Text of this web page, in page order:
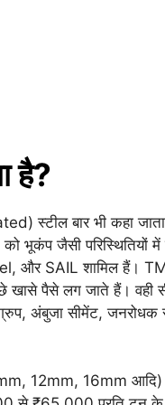
है?
बार भी कहा जाता
भूकंप जैसी परिस्थितियों
और SAIL शामिल हैं।
खासे पैसे लग जाते हैं। वही
ग्रुप, अंबुजा सीमेंट,
12mm, 16mm आदि)